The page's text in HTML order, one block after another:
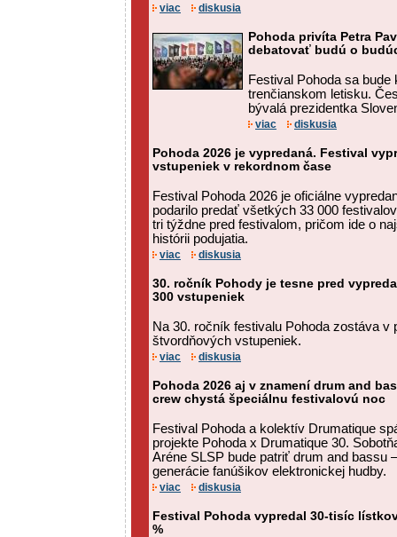
viac diskusia
Pohoda privíta Petra
debatovať budú o
Festival Pohoda sa bude
trenčianskom letisku.
bývalá prezidentka
viac diskusia
Pohoda 2026 je vypredaná. Festival
vstupeniek v rekordnom čase
Festival Pohoda 2026 je oficiálne
podarilo predať všetkých 33 000
tri týždne pred festivalom, pričom ide o
histórii podujatia.
viac diskusia
30. ročník Pohody je tesne pred
300 vstupeniek
Na 30. ročník festivalu Pohoda zostáva v
štvordňových vstupeniek.
viac diskusia
Pohoda 2026 aj v znamení drum and
crew chystá špeciálnu festivalovú noc
Festival Pohoda a kolektív Drumatique
projekte Pohoda x Drumatique 30.
Aréne SLSP bude patriť drum and bassu
generácie fanúšikov elektronickej hudby.
viac diskusia
Festival Pohoda vypredal 30-tisíc
%